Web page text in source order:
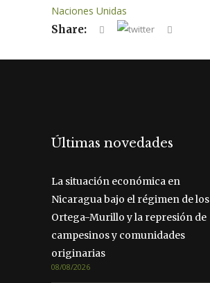
Naciones Unidas
Share:
Últimas novedades
La situación económica en
Nicaragua bajo el régimen de los
Ortega-Murillo y la represión de
campesinos y comunidades
originarias
08/08/2026